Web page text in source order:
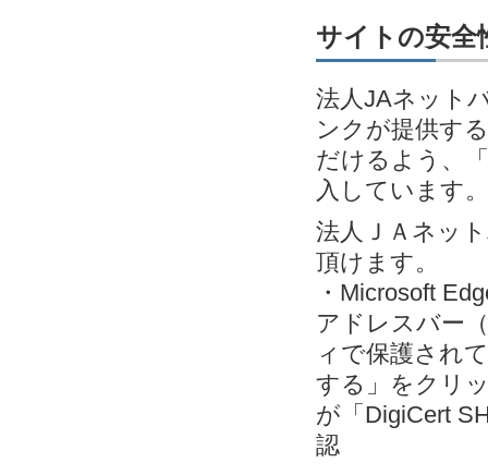
サイトの安全
法人JAネット
ンクが提供す
だけるよう、
入しています。
法人ＪＡネッ
頂けます。
・Microsoft
アドレスバー
ィで保護され
する」をクリ
が「DigiCert
認